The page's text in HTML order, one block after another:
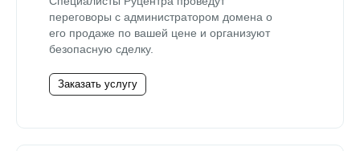
переговоры с администратором домена о
его продаже по вашей цене и организуют
безопасную сделку.
Заказать услугу